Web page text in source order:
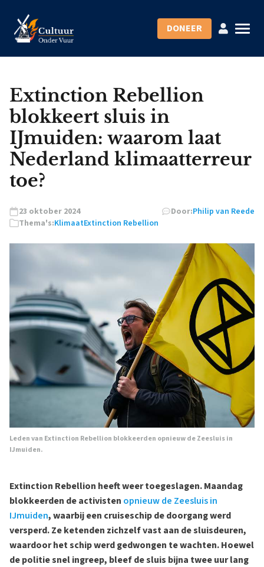
DONEER
Extinction Rebellion
blokkeert sluis in
IJmuiden: waarom laat
Nederland klimaatterreur
toe?
23 oktober 2024 Door:Philip van Reede
Thema's:KlimaatExtinction Rebellion
Leden van Extinction Rebellion blokkeerden opnieuw de Zeesluis in
IJmuiden.
Extinction Rebellion heeft weer toegeslagen. Maandag
blokkeerden de activisten opnieuw de Zeesluis in
IJmuiden, waarbij een cruiseschip de doorgang werd
versperd. Ze ketenden zichzelf vast aan de sluisdeuren,
waardoor het schip werd gedwongen te wachten. Hoewel
de politie snel ingreep, bleef de sluis bijna twee uur lang